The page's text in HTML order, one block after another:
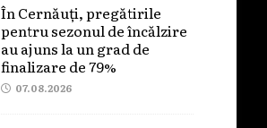
În Cernăuți, pregătirile
pentru sezonul de încălzire
au ajuns la un grad de
finalizare de 79%
07.08.2026